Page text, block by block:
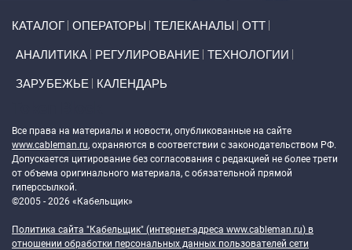
КАТАЛОГ ОПЕРАТОРЫ ТЕЛЕКАНАЛЫ ОТТ
АНАЛИТИКА РЕГУЛИРОВАНИЕ ТЕХНОЛОГИИ
ЗАРУБЕЖЬЕ КАЛЕНДАРЬ
Все права на материалы и новости, опубликованные на сайте
www.cableman.ru, охраняются в соответствии с законодательством РФ.
Допускается цитирование без согласования с редакцией не более трети
от объема оригинального материала, с обязательной прямой
гиперссылкой.
©2005 - 2026 «Кабельщик»
Политика сайта "Кабельщик" (интернет-адреса www.cableman.ru) в
отношении обработки персональных данных пользователей сети